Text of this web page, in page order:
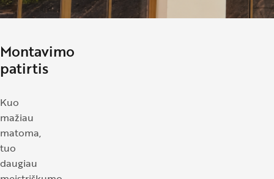
Montavimo
patirtis
Kuo
mažiau
matoma,
tuo
daugiau